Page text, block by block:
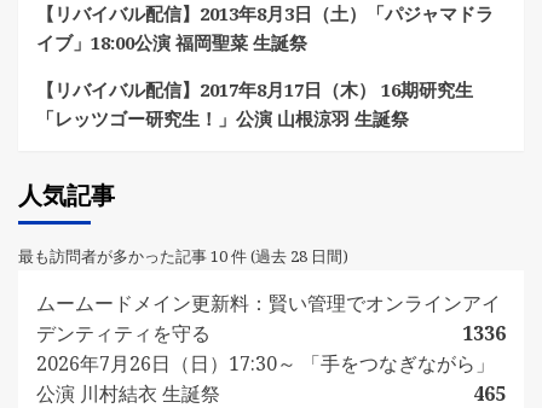
【リバイバル配信】2013年8月3日（土）「パジャマドラ
イブ」18:00公演 福岡聖菜 生誕祭
【リバイバル配信】2017年8月17日（木） 16期研究生
「レッツゴー研究生！」公演 山根涼羽 生誕祭
人気記事
最も訪問者が多かった記事 10 件 (過去 28 日間)
ムームードメイン更新料：賢い管理でオンラインアイ
デンティティを守る
1336
2026年7月26日（日）17:30～ 「手をつなぎながら」
公演 川村結衣 生誕祭
465